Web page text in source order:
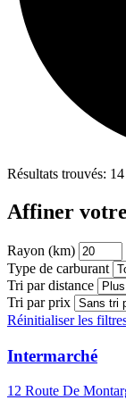
Résultats trouvés:
Affiner
Rayon (km)
Type de carburant
Tri par distance
Tri par prix
Réinitialiser les
Intermarché
12 Route De